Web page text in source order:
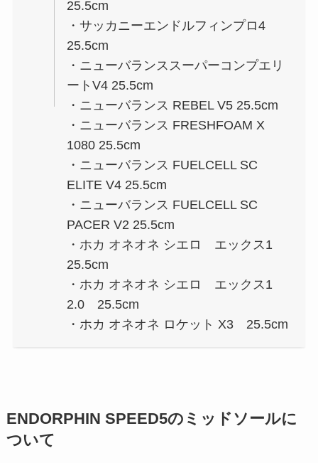
25.5cm
・サッカニーエンドルフィンプロ4
25.5cm
・ニューバランススーパーコンプエリ
ートV4 25.5cm
・ニューバランス REBEL V5 25.5cm
・ニューバランス FRESHFOAM X
1080 25.5cm
・ニューバランス FUELCELL SC
ELITE V4 25.5cm
・ニューバランス FUELCELL SC
PACER V2 25.5cm
・ホカ オネオネ シエロ エックス1
25.5cm
・ホカ オネオネ シエロ エックス1
2.0 25.5cm
・ホカ オネオネ ロケット X3 25.5cm
ENDORPHIN SPEED5のミッドソールに
ついて